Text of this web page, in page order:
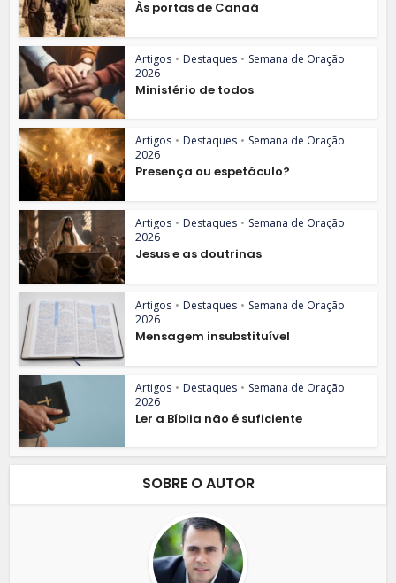
Às portas de Canaã
Artigos • Destaques • Semana de Oração
2026
Ministério de todos
Artigos • Destaques • Semana de Oração
2026
Presença ou espetáculo?
Artigos • Destaques • Semana de Oração
2026
Jesus e as doutrinas
Artigos • Destaques • Semana de Oração
2026
Mensagem insubstituível
Artigos • Destaques • Semana de Oração
2026
Ler a Bíblia não é suficiente
SOBRE O AUTOR